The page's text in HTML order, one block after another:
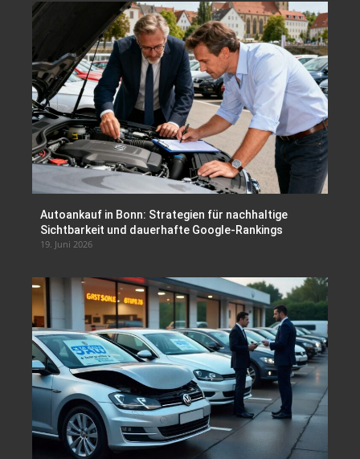
Autoankauf in Bonn: Strategien für nachhaltige
Sichtbarkeit und dauerhafte Google-Rankings
19. Juni 2026